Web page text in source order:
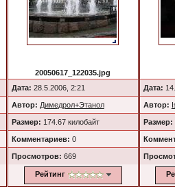
20050617_122035.jpg
Дата: 28.5.2006, 2:21
Автор: Димедрол+Этанол
Размер: 174.67 килобайт
Комментариев: 0
Просмотров: 669
Рейтинг
Дата:
Автор:
Размер: